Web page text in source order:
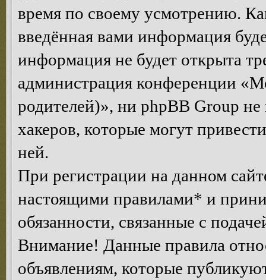
время по своему усмотрению.
введённая вами информация
информация не будет открыта
администрация конференции
родителей)», ни phpBB Group не
хакеров, которые могут
ней.
При регистрации на данном
настоящими правилами* и
обязанности, связанные с
Внимание! Данные правила
объявлениям, которые